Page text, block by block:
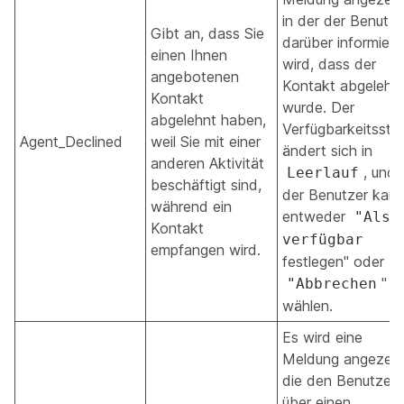
Agent_Declined
Gibt an, dass Sie
einen Ihnen
angebotenen
Kontakt
abgelehnt haben,
weil Sie mit einer
anderen Aktivität
beschäftigt sind,
während ein
Kontakt
empfangen wird.
in der der
darüber informiert
wird, dass der
Kontakt
wurde. Der
ändert sich in
Leerlauf , und
der Benutzer kann
entweder
"Als
verfügbar
festlegen" oder
"Abbrechen "
wählen.
Es wird eine
Meldung
die den Benutzer